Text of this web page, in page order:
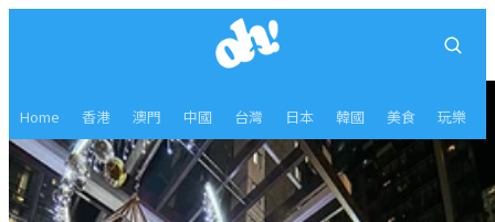
Home 香港 澳門 中國 台灣 日本 韓國 美食 玩樂